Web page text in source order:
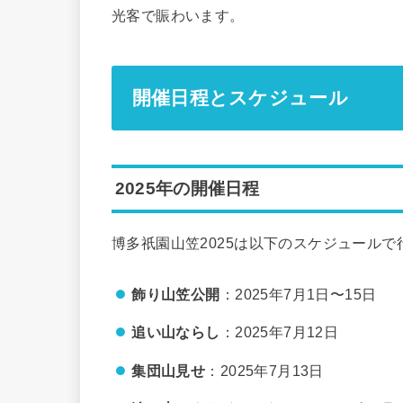
光客で賑わいます。
開催日程とスケジュール
2025年の開催日程
博多祇園山笠2025は以下のスケジュールで
飾り山笠公開 ：2025年7月1日〜15日
追い山ならし ：2025年7月12日
集団山見せ ：2025年7月13日